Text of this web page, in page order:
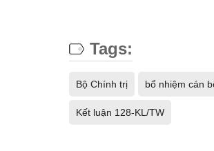
Tags:
Bộ Chính trị bổ nhiệm cán
Kết luận 128-KL/TW